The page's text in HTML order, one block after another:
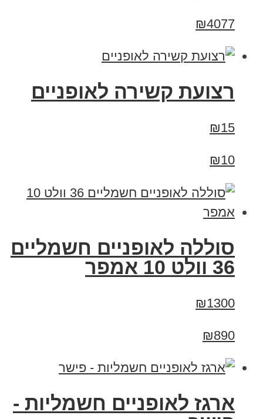
₪4077
רצועת קשירה לאופניים
₪15
₪10
סוללה לאופניים חשמליים
36 וולט 10 אמפר
₪1300
₪890
ארגז לאופניים חשמליות -